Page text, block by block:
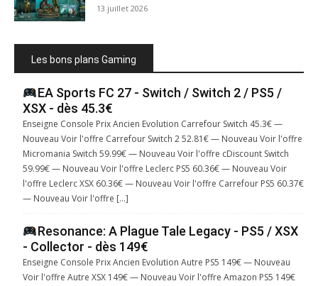
13 juillet 2026
Les bons plans Gaming
EA Sports FC 27 - Switch / Switch 2 / PS5 /
XSX - dès 45.3€
Enseigne Console Prix Ancien Evolution Carrefour Switch 45.3€ —
Nouveau Voir l'offre Carrefour Switch 2 52.81€ — Nouveau Voir l'offre
Micromania Switch 59.99€ — Nouveau Voir l'offre cDiscount Switch
59.99€ — Nouveau Voir l'offre Leclerc PS5 60.36€ — Nouveau Voir
l'offre Leclerc XSX 60.36€ — Nouveau Voir l'offre Carrefour PS5 60.37€
— Nouveau Voir l'offre […]
Resonance: A Plague Tale Legacy - PS5 / XSX
- Collector - dès 149€
Enseigne Console Prix Ancien Evolution Autre PS5 149€ — Nouveau
Voir l'offre Autre XSX 149€ — Nouveau Voir l'offre Amazon PS5 149€